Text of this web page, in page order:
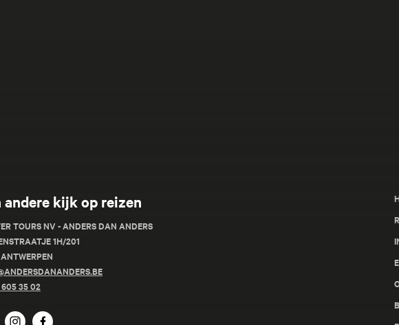
andere kijk op reizen
TOURS NV - ANDERS DAN ANDERS
1H/201
35 02